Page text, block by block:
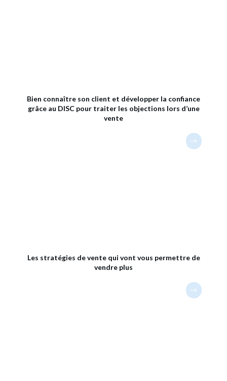
Bien connaître son client et développer la confiance
grâce au DISC pour traiter les objections lors d’une
vente
Les stratégies de vente qui vont vous permettre de
vendre plus